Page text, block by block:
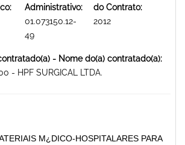
Administrativo:
01.073150.12-
49
do Contrato:
2012
- Nome do(a) contratado(a):
- HPF SURGICAL LTDA.
M¿DICO-HOSPITALARES PARA